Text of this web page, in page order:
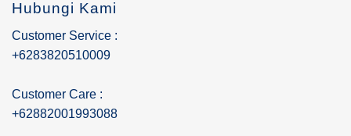
Hubungi Kami
Customer Service :
+6283820510009
Customer Care :
+62882001993088